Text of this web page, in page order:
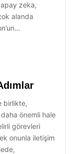
zeka,
alanda
birlikte,
önemli hale
görevleri
onunla iletişim